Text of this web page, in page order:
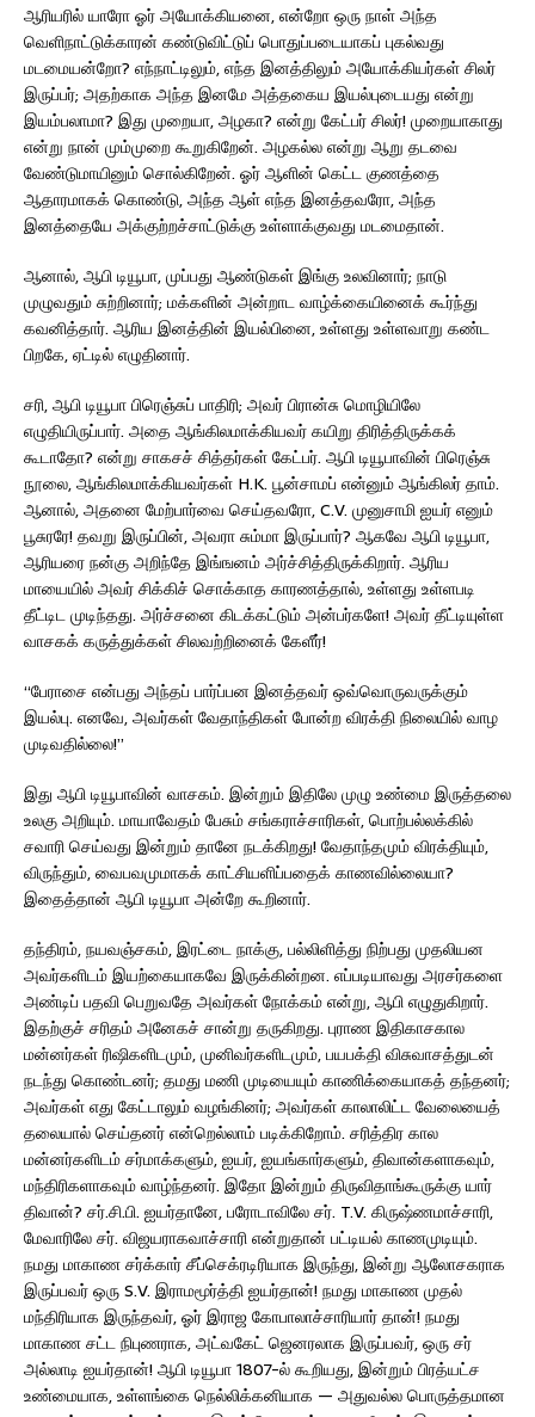
ஆரியரில் யாரோ ஓர் அயோக்கியனை, என்றோ ஒரு நாள் அந்த
வெளிநாட்டுக்காரன் கண்டுவிட்டுப் பொதுப்படையாகப் புகல்வது
மடமையன்றோ? எந்நாட்டிலும், எந்த இனத்திலும் அயோக்கியர்கள் சிலர்
இருப்பர்; அதற்காக அந்த இனமே அத்தகைய இயல்புடையது என்று
இயம்பலாமா? இது முறையா, அழகா? என்று கேட்பர் சிலர்! முறையாகாது
என்று நான் மும்முறை கூறுகிறேன். அழகல்ல என்று ஆறு தடவை
வேண்டுமாயினும் சொல்கிறேன். ஓர் ஆளின் கெட்ட குணத்தை
ஆதாரமாகக் கொண்டு, அந்த ஆள் எந்த இனத்தவரோ, அந்த
இனத்தையே அக்குற்றச்சாட்டுக்கு உள்ளாக்குவது மடமைதான்.
ஆனால், ஆபி டியூபா, முப்பது ஆண்டுகள் இங்கு உலவினார்; நாடு
முழுவதும் சுற்றினார்; மக்களின் அன்றாட வாழ்க்கையினைக் கூர்ந்து
கவனித்தார். ஆரிய இனத்தின் இயல்பினை, உள்ளது உள்ளவாறு கண்ட
பிறகே, ஏட்டில் எழுதினார்.
சரி, ஆபி டியூபா பிரெஞ்சுப் பாதிரி; அவர் பிரான்சு மொழியிலே
எழுதியிருப்பார். அதை ஆங்கிலமாக்கியவர் கயிறு திரித்திருக்கக்
கூடாதோ? என்று சாகசச் சித்தர்கள் கேட்பர். ஆபி டியூபாவின் பிரெஞ்சு
நூலை, ஆங்கிலமாக்கியவர்கள் H.K. பூன்சாமப் என்னும் ஆங்கிலர் தாம்.
ஆனால், அதனை மேற்பார்வை செய்தவரோ, C.V. முனுசாமி ஐயர் எனும்
பூசுரரே! தவறு இருப்பின், அவரா சும்மா இருப்பார்? ஆகவே ஆபி டியூபா,
ஆரியரை நன்கு அறிந்தே இங்ஙனம் அர்ச்சித்திருக்கிறார். ஆரிய
மாயையில் அவர் சிக்கிச் சொக்காத காரணத்தால், உள்ளது உள்ளபடி
தீட்டிட முடிந்தது. அர்ச்சனை கிடக்கட்டும் அன்பர்களே! அவர் தீட்டியுள்ள
வாசகக் கருத்துக்கள் சிலவற்றினைக் கேளீர்!
“பேராசை என்பது அந்தப் பார்ப்பன இனத்தவர் ஒவ்வொருவருக்கும்
இயல்பு. எனவே, அவர்கள் வேதாந்திகள் போன்ற விரக்தி நிலையில் வாழ
முடிவதில்லை!”
இது ஆபி டியூபாவின் வாசகம். இன்றும் இதிலே முழு உண்மை இருத்தலை
உலகு அறியும். மாயாவேதம் பேசும் சங்கராச்சாரிகள், பொற்பல்லக்கில்
சவாரி செய்வது இன்றும் தானே நடக்கிறது! வேதாந்தமும் விரக்தியும்,
விருந்தும், வைபவமுமாகக் காட்சியளிப்பதைக் காணவில்லையா?
இதைத்தான் ஆபி டியூபா அன்றே கூறினார்.
தந்திரம், நயவஞ்சகம், இரட்டை நாக்கு, பல்லிளித்து நிற்பது முதலியன
அவர்களிடம் இயற்கையாகவே இருக்கின்றன. எப்படியாவது அரசர்களை
அண்டிப் பதவி பெறுவதே அவர்கள் நோக்கம் என்று, ஆபி எழுதுகிறார்.
இதற்குச் சரிதம் அனேகச் சான்று தருகிறது. புராண இதிகாசகால
மன்னர்கள் ரிஷிகளிடமும், முனிவர்களிடமும், பயபக்தி விசுவாசத்துடன்
நடந்து கொண்டனர்; தமது மணி முடியையும் காணிக்கையாகத் தந்தனர்;
அவர்கள் எது கேட்டாலும் வழங்கினர்; அவர்கள் காலாலிட்ட வேலையைத்
தலையால் செய்தனர் என்றெல்லாம் படிக்கிறோம். சரித்திர கால
மன்னர்களிடம் சர்மாக்களும், ஐயர், ஐயங்கார்களும், திவான்களாகவும்,
மந்திரிகளாகவும் வாழ்ந்தனர். இதோ இன்றும் திருவிதாங்கூருக்கு யார்
திவான்? சர்.சி.பி. ஐயர்தானே, பரோடாவிலே சர். T.V. கிருஷ்ணமாச்சாரி,
மேவாரிலே சர். விஜயராகவாச்சாரி என்றுதான் பட்டியல் காணமுடியும்.
நமது மாகாண சர்க்கார் சீப்செக்ரடிரியாக இருந்து, இன்று ஆலோசகராக
இருப்பவர் ஒரு S.V. இராமமூர்த்தி ஐயர்தான்! நமது மாகாண முதல்
மந்திரியாக இருந்தவர், ஓர் இராஜ கோபாலாச்சாரியார் தான்! நமது
மாகாண சட்ட நிபுணராக, அட்வகேட் ஜெனரலாக இருப்பவர், ஒரு சர்
அல்லாடி ஐயர்தான்! ஆபி டியூபா 1807-ல் கூறியது, இன்றும் பிரத்யட்ச
உண்மையாக, உள்ளங்கை நெல்லிக்கனியாக — அதுவல்ல பொருத்தமான